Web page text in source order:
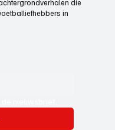
die
in